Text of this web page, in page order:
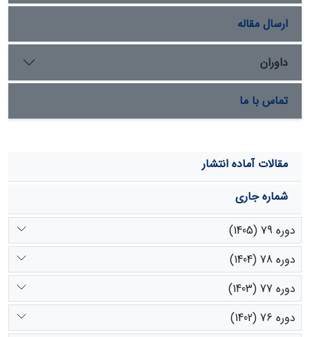
ارسال مقاله
داوران
تماس با ما
مقالات آماده انتشار
شماره جاری
دوره 79 (1405)
دوره 78 (1404)
دوره 77 (1403)
دوره 76 (1402)